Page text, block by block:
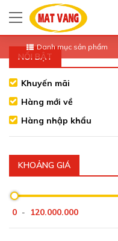
Trang chủ Tất Cả Sản Phẩm
NỔI BẬT
Khuyến mãi
Hàng mới về
Hàng nhập khẩu
KHOẢNG GIÁ
0 - 120.000.000
Danh mục sản phẩm